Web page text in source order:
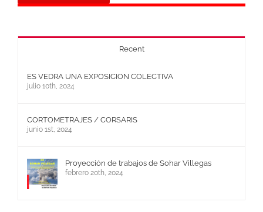
Recent
ES VEDRA UNA EXPOSICION COLECTIVA
julio 10th, 2024
CORTOMETRAJES / CORSARIS
junio 1st, 2024
Proyección de trabajos de Sohar Villegas
febrero 20th, 2024